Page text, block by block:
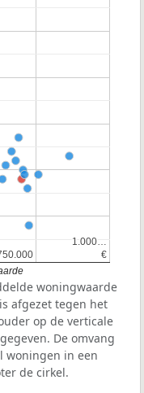
€
€
1.000…
1.000…
woningwaarde
afgezet tegen het
op de verticale
De omvang
woningen in een
de cirkel.